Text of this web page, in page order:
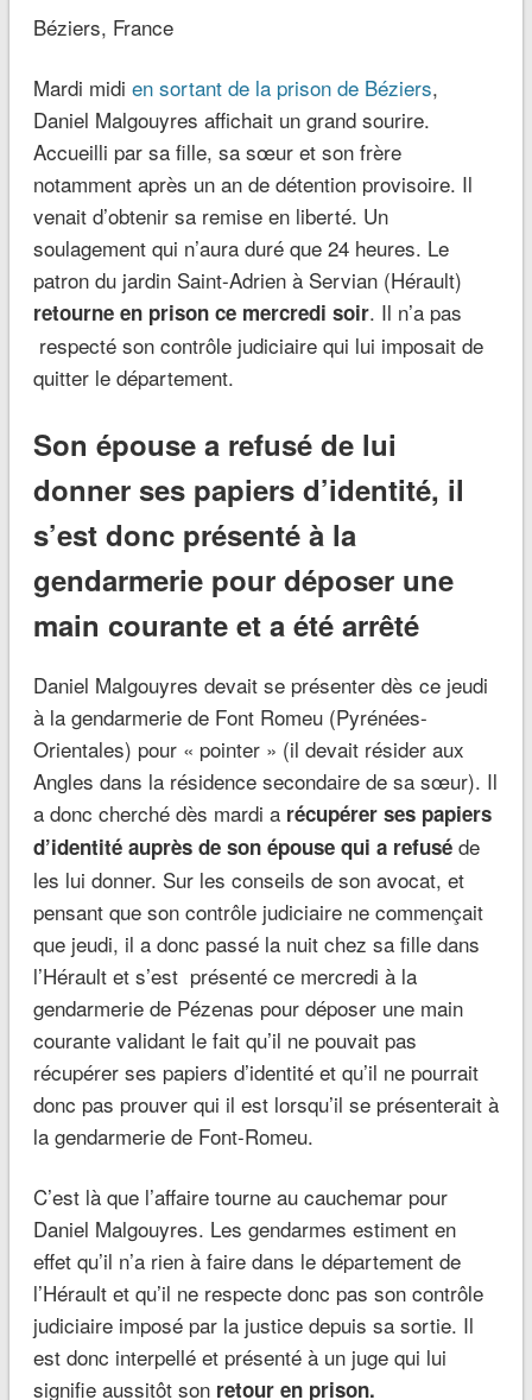
Béziers, France
Mardi midi en sortant de la prison de Béziers,
Daniel Malgouyres affichait un grand sourire.
Accueilli par sa fille, sa sœur et son frère
notamment après un an de détention provisoire. Il
venait d’obtenir sa remise en liberté. Un
soulagement qui n’aura duré que 24 heures. Le
patron du jardin Saint-Adrien à Servian (Hérault)
retourne en prison ce mercredi soir. Il n’a pas
respecté son contrôle judiciaire qui lui imposait de
quitter le département.
Son épouse a refusé de lui
donner ses papiers d’identité, il
s’est donc présenté à la
gendarmerie pour déposer une
main courante et a été arrêté
Daniel Malgouyres devait se présenter dès ce jeudi
à la gendarmerie de Font Romeu (Pyrénées-
Orientales) pour « pointer » (il devait résider aux
Angles dans la résidence secondaire de sa sœur). Il
a donc cherché dès mardi a récupérer ses papiers
d’identité auprès de son épouse qui a refuséde
les lui donner. Sur les conseils de son avocat, et
pensant que son contrôle judiciaire ne commençait
que jeudi, il a donc passé la nuit chez sa fille dans
l’Hérault et s’est présenté ce mercredi à la
gendarmerie de Pézenas pour déposer une main
courante validant le fait qu’il ne pouvait pas
récupérer ses papiers d’identité et qu’il ne pourrait
donc pas prouver qui il est lorsqu’il se présenterait à
la gendarmerie de Font-Romeu.
C’est là que l’affaire tourne au cauchemar pour
Daniel Malgouyres. Les gendarmes estiment en
effet qu’il n’a rien à faire dans le département de
l’Hérault et qu’il ne respecte donc pas son contrôle
judiciaire imposé par la justice depuis sa sortie. Il
est donc interpellé et présenté à un juge qui lui
signifie aussitôt son retour en prison.